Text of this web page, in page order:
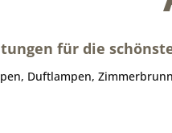
für die
Duftlampen,